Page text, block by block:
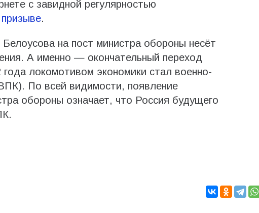
с завидной регулярностью
.
на пост министра обороны несёт
А именно — окончательный переход
локомотивом экономики стал военно-
По всей видимости, появление
обороны означает, что Россия будущего